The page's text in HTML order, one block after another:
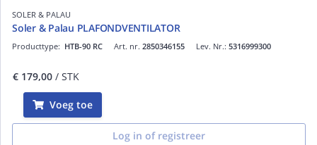
SOLER & PALAU
Soler & Palau PLAFONDVENTILATOR
Art. nr. 2850346155
Producttype: HTB-90 RC Lev. Nr.: 5316999300
€ 179,00 / STK
Voeg toe
Log in of registreer